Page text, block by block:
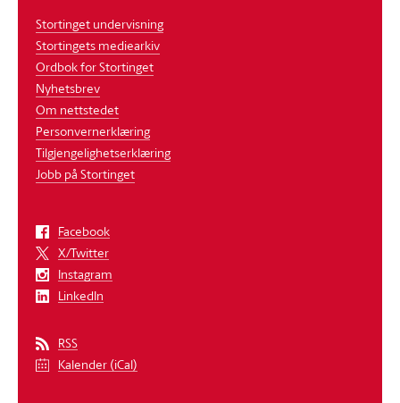
Stortinget undervisning
Stortingets mediearkiv
Ordbok for Stortinget
Nyhetsbrev
Om nettstedet
Personvernerklæring
Tilgjengelighetserklæring
Jobb på Stortinget
Facebook
X/Twitter
Instagram
LinkedIn
RSS
Kalender (iCal)